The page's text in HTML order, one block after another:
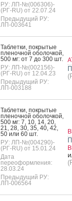
РУ: ЛП-№(006306)-
(РГ-RU) от 22.07.24
Предыдущий РУ:
ЛП-003641
Таб­летки, пок­ры­тые
пле­ноч­ной обо­лоч­кой,
500 мг: от 7 до 300 шт.
РУ: ЛП-№(002156)-
(РГ-RU) от 12.04.23
Предыдущий РУ:
ЛП-003188
Таб­летки, пок­ры­тые
пле­ноч­ной обо­лоч­кой,
500 мг: 7, 10, 14, 20,
21, 28, 30, 35, 40, 42,
50 или 60 шт.
РУ: ЛП-№(004290)-
(РГ-RU) от 15.01.24
Дата
переоформления:
28.03.24
Предыдущий РУ:
ЛП-006564